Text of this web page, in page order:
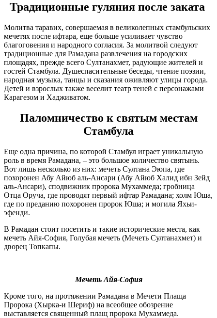
Традиционные гуляния после заката
Молитва таравих, совершаемая в великолепных стамбульских
мечетях после ифтара, еще больше усиливает чувство
благоговения и народного согласия. За молитвой следуют
традиционные для Рамадана развлечения на городских
площадях, прежде всего Султанахмет, радующие жителей и
гостей Стамбула. Душеспасительные беседы, чтение поэзии,
народная музыка, танцы и сказания оживляют улицы города.
Детей и взрослых также веселит театр теней с персонажами
Карагезом и Хадживатом.
Паломничество к святым местам
Стамбула
Еще одна причина, по которой Стамбул играет уникальную
роль в время Рамадана, – это большое количество святынь.
Вот лишь несколько из них: мечеть Султана Эюпа, где
похоронен Абу Айюб аль-Ансари (Абу Айюб Халид ибн Зейд
аль-Ансари), сподвижник пророка Мухаммеда; гробница
Отца Оруча, где проводят первый ифтар Рамадана; холм Юша,
где по преданию похоронен пророк Юша; и могила Яхьи-
эфенди.
В Рамадан стоит посетить и такие исторические места, как
мечеть Айя-София, Голубая мечеть (Мечеть Султанахмет) и
дворец Топкапы.
Мечеть Айя-София
Кроме того, на протяжении Рамадана в Мечети Плаща
Пророка (Хырка-и Шериф) на всеобщее обозрение
выставляется священный плащ пророка Мухаммеда.